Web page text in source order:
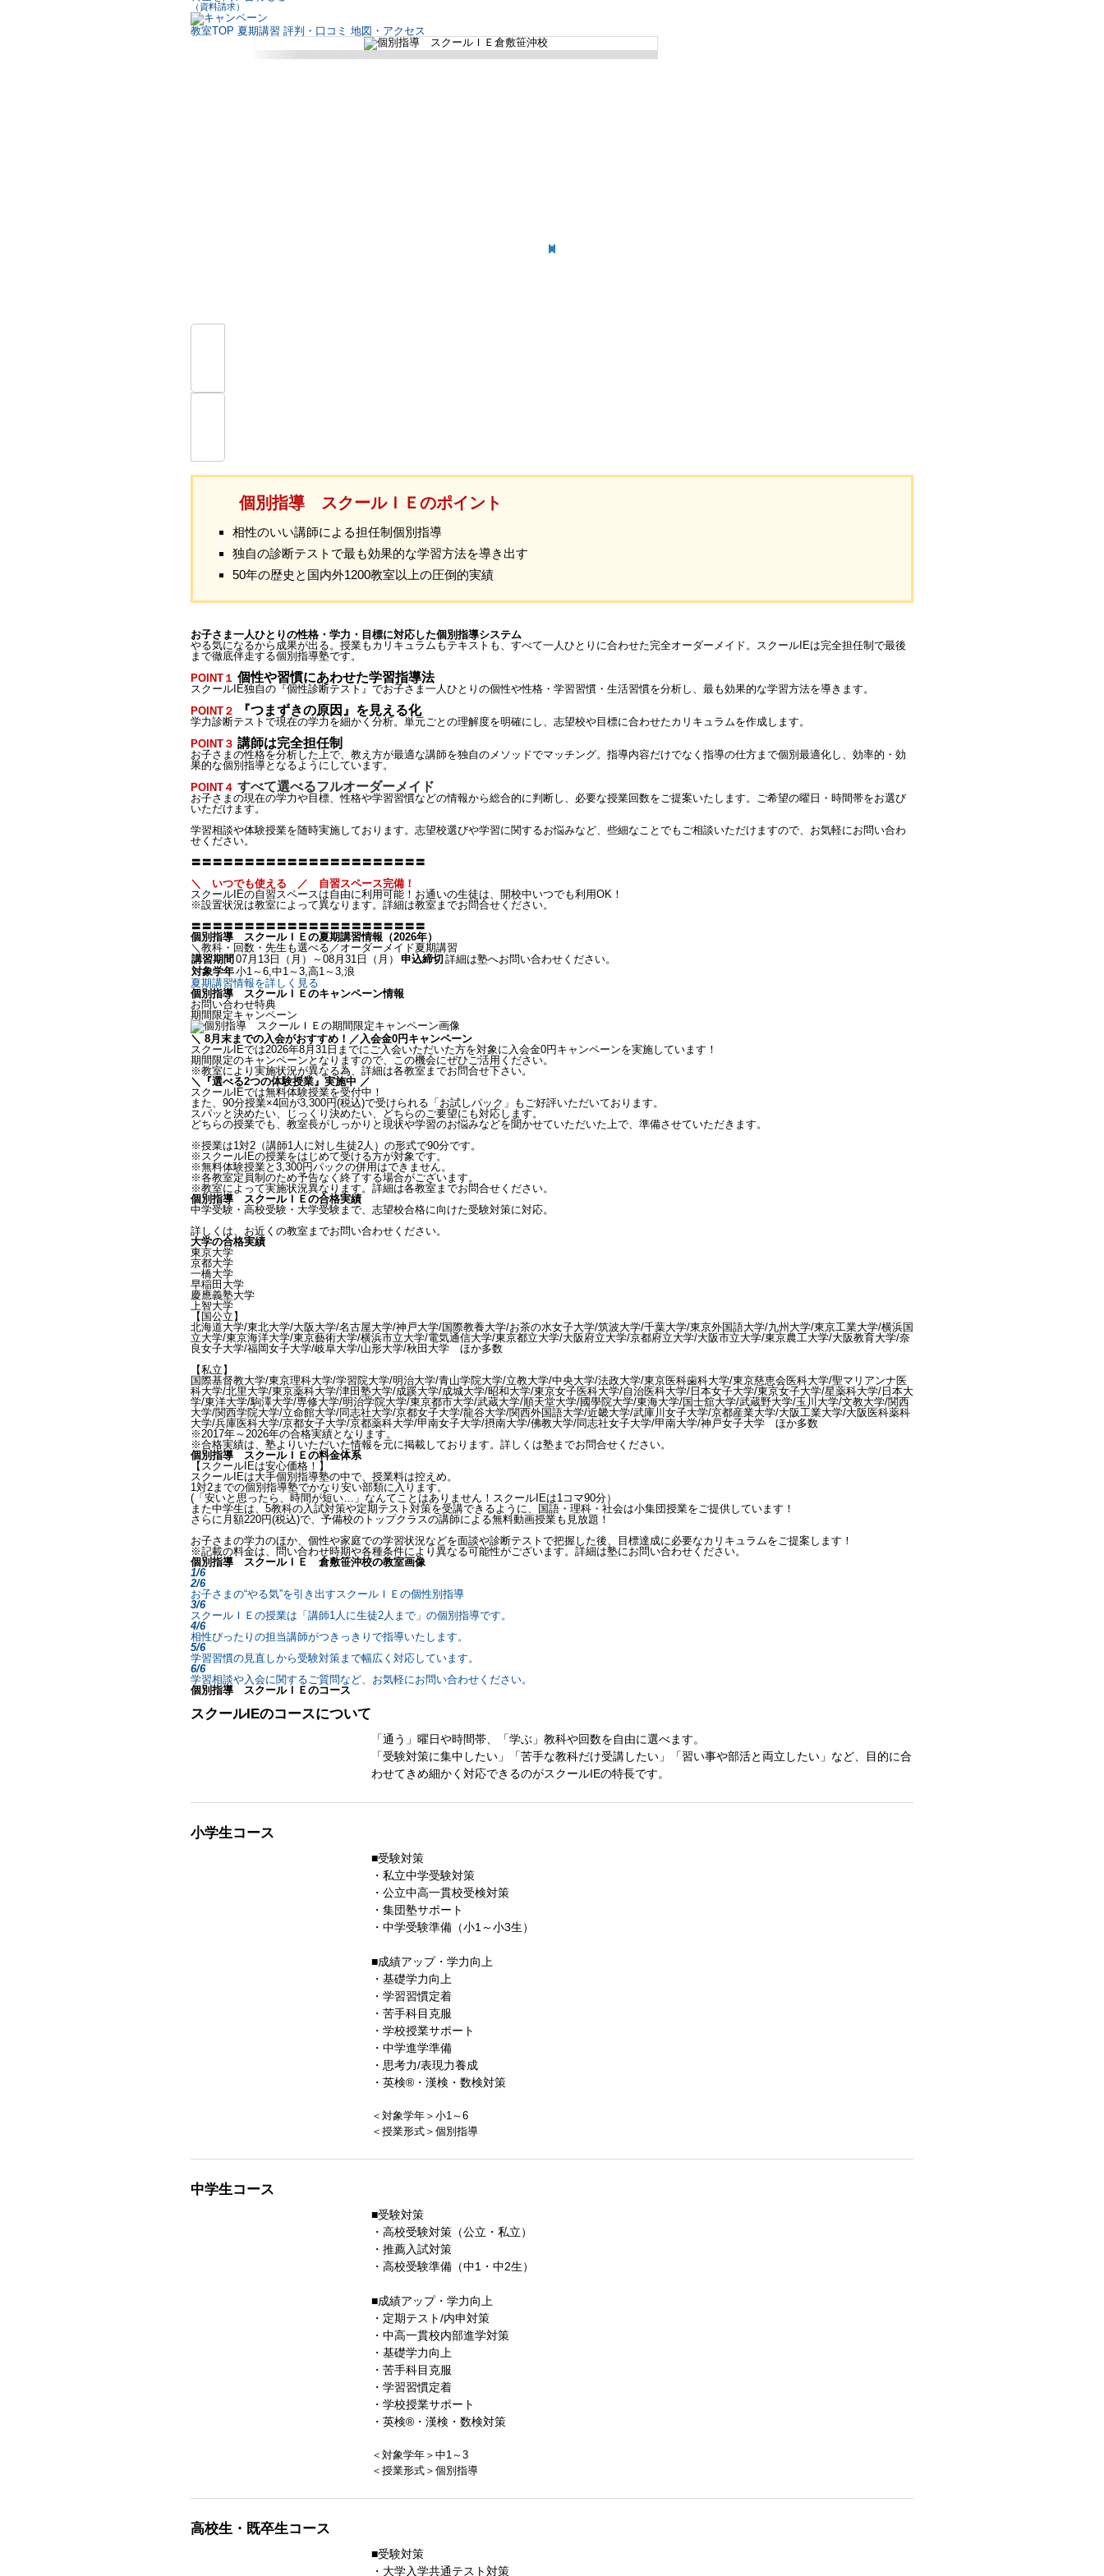
（資料請求）
教室TOP 夏期講習 評判・口コミ 地図・アクセス
個別指導 スクールＩＥのポイント
相性のいい講師による担任制個別指導
独自の診断テストで最も効果的な学習方法を導き出す
50年の歴史と国内外1200教室以上の圧倒的実績
お子さま一人ひとりの性格・学力・目標に対応した個別指導システム
やる気になるから成果が出る。授業もカリキュラムもテキストも、すべて一人ひとりに合わせた完全オーダーメイド。スクールIEは完全担任制で最後
まで徹底伴⾛する個別指導塾です。
POINT１ 個性や習慣にあわせた学習指導法
スクールIE独自の『個性診断テスト』でお子さま一人ひとりの個性や性格・学習習慣・生活習慣を分析し、最も効果的な学習方法を導きます。
POINT２
『つまずきの原因』を見える化
学力診断テストで現在の学力を細かく分析。単元ごとの理解度を明確にし、志望校や目標に合わせたカリキュラムを作成します。
POINT３ 講師は完全担任制
お子さまの性格を分析した上で、教え⽅が最適な講師を独⾃のメソッドでマッチング。指導内容だけでなく指導の仕⽅まで個別最適化し、効率的・効
果的な個別指導となるようにしています。
POINT４ すべて選べるフルオーダーメイド
お子さまの現在の学力や目標、性格や学習習慣などの情報から総合的に判断し、必要な授業回数をご提案いたします。ご希望の曜日・時間帯をお選び
いただけます。
学習相談や体験授業を随時実施しております。志望校選びや学習に関するお悩みなど、些細なことでもご相談いただけますので、お気軽にお問い合わ
せください。
〓〓〓〓〓〓〓〓〓〓〓〓〓〓〓〓〓〓〓〓〓〓
＼ いつでも使える ／ 自習スペース完備！
スクールIEの自習スペースは自由に利用可能！お通いの生徒は、開校中いつでも利用OK！
※設置状況は教室によって異なります。詳細は教室までお問合せください。
〓〓〓〓〓〓〓〓〓〓〓〓〓〓〓〓〓〓〓〓〓〓
個別指導 スクールＩＥの夏期講習情報（2026年）
＼教科・回数・先生も選べる／オーダーメイド夏期講習
講習期間 07月13日（月）～08月31日（月） 申込締切 詳細は塾へお問い合わせください。
対象学年小1～6,中1～3,高1～3,浪
夏期講習情報を詳しく見る
個別指導 スクールＩＥのキャンペーン情報
お問い合わせ特典
期間限定キャンペーン
＼ 8月末までの入会がおすすめ！／入会金0円キャンペーン
スクールIEでは2026年8月31日までにご入会いただいた方を対象に入会金0円キャンペーンを実施しています！
期間限定のキャンペーンとなりますので、この機会にぜひご活用ください。
※教室により実施状況が異なる為、詳細は各教室までお問合せ下さい。
＼『選べる2つの体験授業』実施中 ／
スクールIEでは無料体験授業を受付中！
また、90分授業×4回が3,300円(税込)で受けられる「お試しパック」もご好評いただいております。
スパッと決めたい、じっくり決めたい、どちらのご要望にも対応します。
どちらの授業でも、教室長がしっかりと現状や学習のお悩みなどを聞かせていただいた上で、準備させていただきます。
※授業は1対2（講師1人に対し生徒2人）の形式で90分です。
※スクールIEの授業をはじめて受ける方が対象です。
※無料体験授業と3,300円パックの併用はできません。
※各教室定員制のため予告なく終了する場合がございます。
※教室によって実施状況異なります。詳細は各教室までお問合せください。
個別指導 スクールＩＥの合格実績
中学受験・高校受験・大学受験まで、志望校合格に向けた受験対策に対応。
詳しくは、お近くの教室までお問い合わせください。
大学の合格実績
東京大学
京都大学
一橋大学
早稲田大学
慶應義塾大学
上智大学
【国公立】
北海道大学/東北大学/大阪大学/名古屋大学/神戸大学/国際教養大学/お茶の水女子大学/筑波大学/千葉大学/東京外国語大学/九州大学/東京工業大学/横浜国
立大学/東京海洋大学/東京藝術大学/横浜市立大学/電気通信大学/東京都立大学/大阪府立大学/京都府立大学/大阪市立大学/東京農工大学/大阪教育大学/奈
良女子大学/福岡女子大学/岐阜大学/山形大学/秋田大学 ほか多数
【私立】
国際基督教大学/東京理科大学/学習院大学/明治大学/青山学院大学/立教大学/中央大学/法政大学/東京医科歯科大学/東京慈恵会医科大学/聖マリアンナ医
科大学/北里大学/東京薬科大学/津田塾大学/成蹊大学/成城大学/昭和大学/東京女子医科大学/自治医科大学/日本女子大学/東京女子大学/星薬科大学/日本大
学/東洋大学/駒澤大学/専修大学/明治学院大学/東京都市大学/武蔵大学/順天堂大学/國學院大学/東海大学/国士舘大学/武蔵野大学/玉川大学/文教大学/関西
大学/関西学院大学/立命館大学/同志社大学/京都女子大学/龍谷大学/関西外国語大学/近畿大学/武庫川女子大学/京都産業大学/大阪工業大学/大阪医科薬科
大学/兵庫医科大学/京都女子大学/京都薬科大学/甲南女子大学/摂南大学/佛教大学/同志社女子大学/甲南大学/神戸女子大学 ほか多数
※2017年～2026年の合格実績となります。
※合格実績は、塾よりいただいた情報を元に掲載しております。詳しくは塾までお問合せください。
個別指導 スクールＩＥの料金体系
【スクールIEは安心価格！】
スクールIEは大手個別指導塾の中で、授業料は控えめ。
1対2までの個別指導塾でかなり安い部類に入ります。
(「安いと思ったら、時間が短い…」なんてことはありません！スクールIEは1コマ90分）
また中学生は、5教科の入試対策や定期テスト対策を受講できるように、国語・理科・社会は小集団授業をご提供しています！
さらに月額220円(税込)で、予備校のトップクラスの講師による無料動画授業も見放題！
お子さまの学力のほか、個性や家庭での学習状況などを面談や診断テストで把握した後、目標達成に必要なカリキュラムをご提案します！
※記載の料金は、問い合わせ時期や各種条件により異なる可能性がございます。詳細は塾にお問い合わせください。
個別指導 スクールＩＥ 倉敷笹沖校の教室画像
1/6
2/6
お子さまの“やる気”を引き出すスクールＩＥの個性別指導
3/6
スクールＩＥの授業は「講師1人に生徒2人まで」の個別指導です。
4/6
相性ぴったりの担当講師がつきっきりで指導いたします。
5/6
学習習慣の見直しから受験対策まで幅広く対応しています。
6/6
学習相談や入会に関するご質問など、お気軽にお問い合わせください。
個別指導 スクールＩＥのコース
スクールIEのコースについて
「通う」曜日や時間帯、「学ぶ」教科や回数を自由に選べます。
「受験対策に集中したい」「苦手な教科だけ受講したい」「習い事や部活と両立したい」など、目的に合
わせてきめ細かく対応できるのがスクールIEの特長です。
小学生コース
■受験対策
・私立中学受験対策
・公立中高一貫校受検対策
・集団塾サポート
・中学受験準備（小1～小3生）
■成績アップ・学力向上
・基礎学力向上
・学習習慣定着
・苦手科目克服
・学校授業サポート
・中学進学準備
・思考力/表現力養成
・英検®・漢検・数検対策
＜対象学年＞小1～6
＜授業形式＞個別指導
中学生コース
■受験対策
・高校受験対策（公立・私立）
・推薦入試対策
・高校受験準備（中1・中2生）
■成績アップ・学力向上
・定期テスト/内申対策
・中高一貫校内部進学対策
・基礎学力向上
・苦手科目克服
・学習習慣定着
・学校授業サポート
・英検®・漢検・数検対策
＜対象学年＞中1～3
＜授業形式＞個別指導
高校生・既卒生コース
■受験対策
・大学入学共通テスト対策